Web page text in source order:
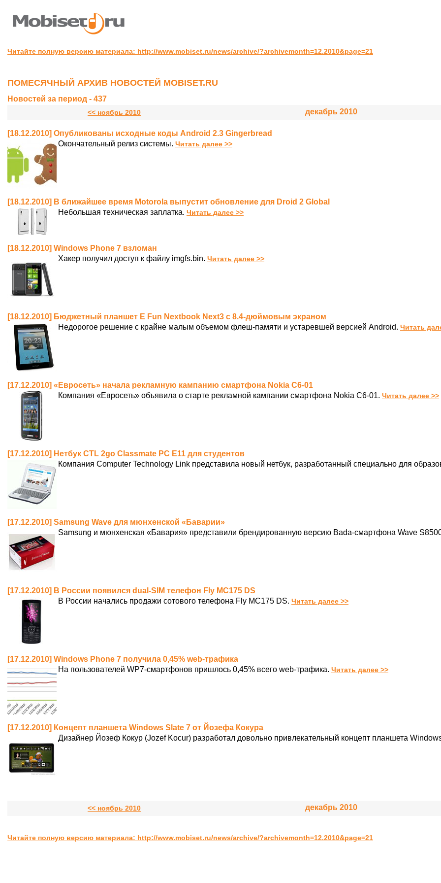
Читайте полную версию материала: http://www.mobiset.ru/news/archive/?archivemonth=12.2010&page=21
ПОМЕСЯЧНЫЙ АРХИВ НОВОСТЕЙ MOBISET.RU
Новостей за период - 437
<< ноябрь 2010 декабрь 2010
[18.12.2010] Опубликованы исходные коды Android 2.3 Gingerbread
Окончательный релиз системы. Читать далее >>
[18.12.2010] В ближайшее время Motorola выпустит обновление для Droid 2 Global
Небольшая техническая заплатка. Читать далее >>
[18.12.2010] Windows Phone 7 взломан
Хакер получил доступ к файлу imgfs.bin. Читать далее >>
[18.12.2010] Бюджетный планшет E Fun Nextbook Next3 с 8.4-дюймовым экраном
Недорогое решение с крайне малым объемом флеш-памяти и устаревшей версией Android. Читать
[17.12.2010] «Евросеть» начала рекламную кампанию смартфона Nokia C6-01
Компания «Евросеть» объявила о старте рекламной кампании смартфона Nokia C6-01. Читать далее >>
[17.12.2010] Нетбук CTL 2go Classmate PC E11 для студентов
Компания Computer Technology Link представила новый нетбук, разработанный специально для
[17.12.2010] Samsung Wave для мюнхенской «Баварии»
Samsung и мюнхенская «Бавария» представили брендированную версию Bada-смартфона Wave
[17.12.2010] В России появился dual-SIM телефон Fly MC175 DS
В России начались продажи сотового телефона Fly MC175 DS. Читать далее >>
[17.12.2010] Windows Phone 7 получила 0,45% web-трафика
На пользователей WP7-смартфонов пришлось 0,45% всего web-трафика. Читать далее >>
[17.12.2010] Концепт планшета Windows Slate 7 от Йозефа Кокура
Дизайнер Йозеф Кокур (Jozef Kocur) разработал довольно привлекательный концепт планшета
<< ноябрь 2010 декабрь 2010
Читайте полную версию материала: http://www.mobiset.ru/news/archive/?archivemonth=12.2010&page=21